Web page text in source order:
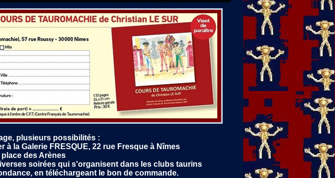
plusieurs possibilités :
à la Galerie FRESQUE, 22 rue Fresque à Nîmes
des Arènes
soirées qui s'organisent dans les clubs taurins
en téléchargeant le bon de commande.